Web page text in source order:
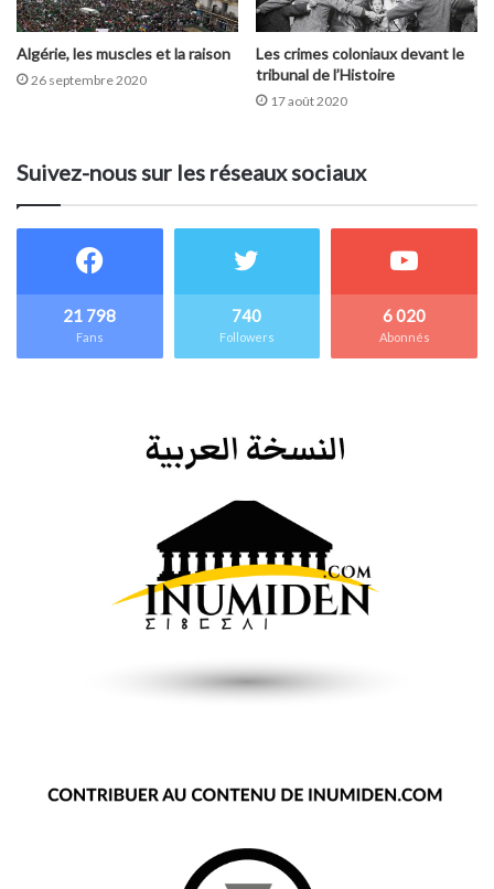
Algérie, les muscles et la raison
26 septembre 2020
Les crimes coloniaux devant le
tribunal de l’Histoire
17 août 2020
Suivez-nous sur les réseaux sociaux
21 798
Fans
740
Followers
6 020
Abonnés